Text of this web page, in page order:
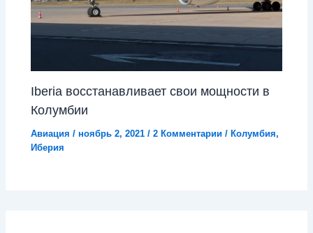
Iberia восстанавливает свои мощности в
Колумбии
Авиация /ноябрь 2, 2021/2 Комментарии /Колумбия,
Иберия